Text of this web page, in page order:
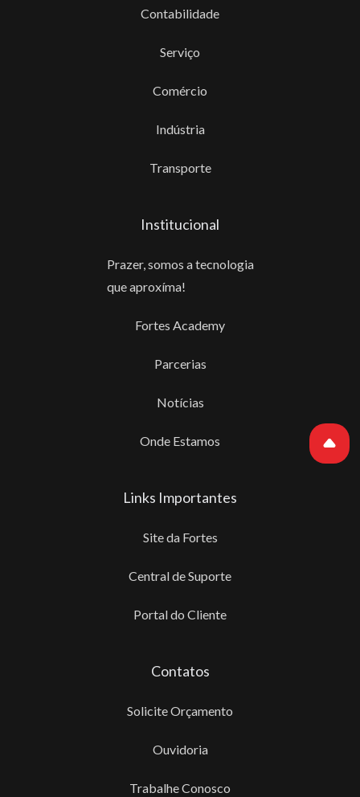
Contabilidade
Serviço
Comércio
Indústria
Transporte
Institucional
Prazer, somos a tecnologia
que aproxíma!
Fortes Academy
Parcerias
Notícias
Onde Estamos
Links Importantes
Site da Fortes
Central de Suporte
Portal do Cliente
Contatos
Solicite Orçamento
Ouvidoria
Trabalhe Conosco